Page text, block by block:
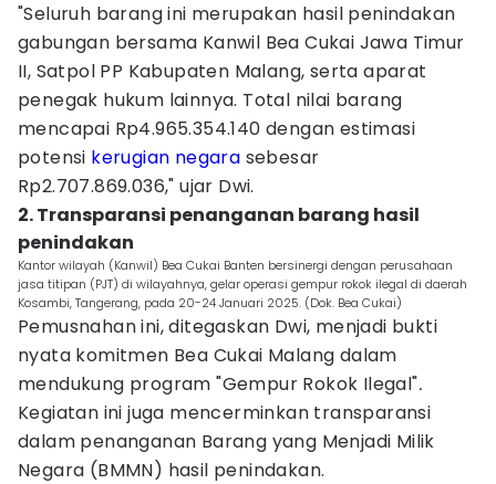
"Seluruh barang ini merupakan hasil penindakan
gabungan bersama Kanwil Bea Cukai Jawa Timur
II, Satpol PP Kabupaten Malang, serta aparat
penegak hukum lainnya. Total nilai barang
mencapai Rp4.965.354.140 dengan estimasi
potensi kerugian negara sebesar
Rp2.707.869.036," ujar Dwi.
2. Transparansi penanganan barang hasil
penindakan
Kantor wilayah (Kanwil) Bea Cukai Banten bersinergi dengan perusahaan
jasa titipan (PJT) di wilayahnya, gelar operasi gempur rokok ilegal di daerah
Kosambi, Tangerang, pada 20-24 Januari 2025. (Dok. Bea Cukai)
Pemusnahan ini, ditegaskan Dwi, menjadi bukti
nyata komitmen Bea Cukai Malang dalam
mendukung program "Gempur Rokok Ilegal".
Kegiatan ini juga mencerminkan transparansi
dalam penanganan Barang yang Menjadi Milik
Negara (BMMN) hasil penindakan.